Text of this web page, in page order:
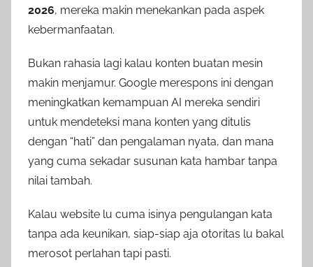
2026, mereka makin menekankan pada aspek
kebermanfaatan.
Bukan rahasia lagi kalau konten buatan mesin
makin menjamur. Google merespons ini dengan
meningkatkan kemampuan AI mereka sendiri
untuk mendeteksi mana konten yang ditulis
dengan “hati” dan pengalaman nyata, dan mana
yang cuma sekadar susunan kata hambar tanpa
nilai tambah.
Kalau website lu cuma isinya pengulangan kata
tanpa ada keunikan, siap-siap aja otoritas lu bakal
merosot perlahan tapi pasti.